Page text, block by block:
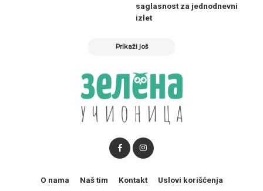
saglasnost za jednodnevni
izlet
Prikaži još
O nama Naš tim Kontakt Uslovi korišćenja